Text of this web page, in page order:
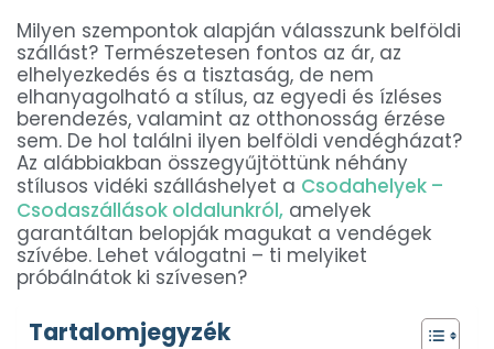
Milyen szempontok alapján válasszunk belföldi
szállást? Természetesen fontos az ár, az
elhelyezkedés és a tisztaság, de nem
elhanyagolható a stílus, az egyedi és ízléses
berendezés, valamint az otthonosság érzése
sem. De hol találni ilyen belföldi vendégházat?
Az alábbiakban összegyűjtöttünk néhány
stílusos vidéki szálláshelyet a Csodahelyek –
Csodaszállások oldalunkról, amelyek
garantáltan belopják magukat a vendégek
szívébe. Lehet válogatni – ti melyiket
próbálnátok ki szívesen?
Tartalomjegyzék